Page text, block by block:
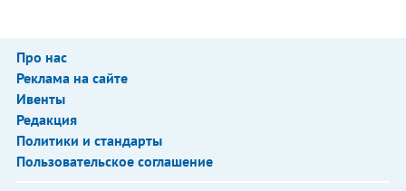
Про нас
Реклама на сайте
Ивенты
Редакция
Политики и стандарты
Пользовательское соглашение